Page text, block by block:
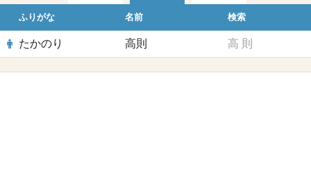
ふりがな 名前 検索
たかのり 高則 高 則